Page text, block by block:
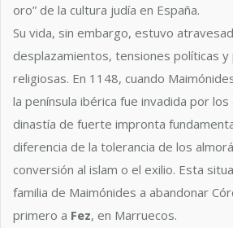
oro” de la cultura judía en España.
Su vida, sin embargo, estuvo
desplazamientos, tensiones políticas y
religiosas. En 1148, cuando
la península ibérica fue invadida por los
dinastía de fuerte impronta
diferencia de la tolerancia de los
conversión al islam o el exilio. Esta
familia de Maimónides a abandonar
primero a Fez, en Marruecos.